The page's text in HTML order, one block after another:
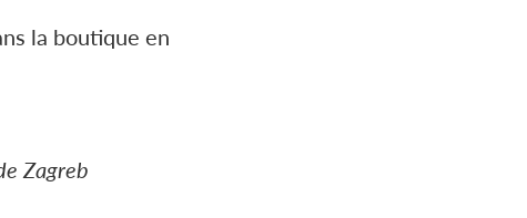
la boutique en
Zagreb